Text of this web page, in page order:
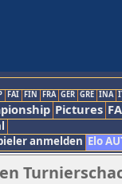
FAI FIN FRA GER GRE INA
Pictures
anmelden Elo